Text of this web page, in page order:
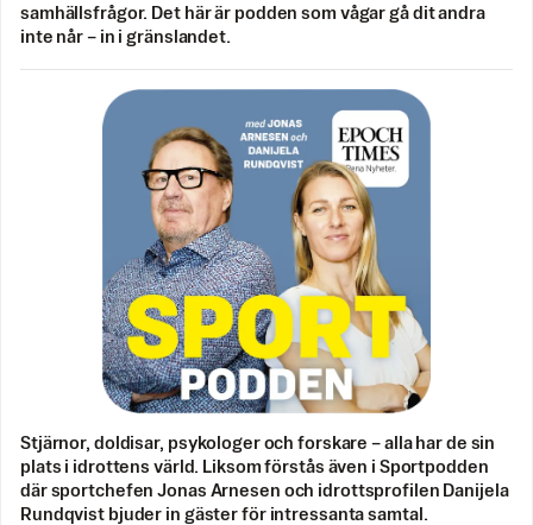
samhällsfrågor. Det här är podden som vågar gå dit andra
inte når – in i gränslandet.
Stjärnor, doldisar, psykologer och forskare – alla har de sin
plats i idrottens värld. Liksom förstås även i Sportpodden
där sportchefen Jonas Arnesen och idrottsprofilen Danijela
Rundqvist bjuder in gäster för intressanta samtal.